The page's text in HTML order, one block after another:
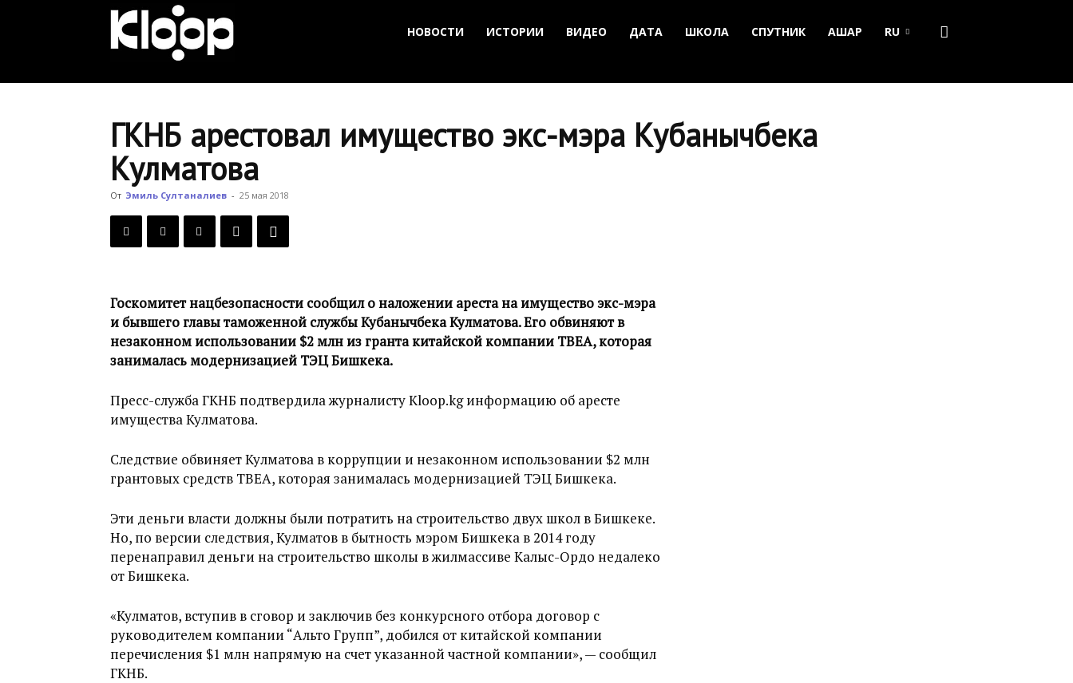
Новости
Кыргызстана
НОВОСТИ ИСТОРИИ ВИДЕО ДАТА ШКОЛА СПУТНИК АШАР RU
ГКНБ арестовал имущество экс-мэра Кубанычбека
Кулматова
От Эмиль Султаналиев - 25 мая 2018
Госкомитет нацбезопасности сообщил о наложении ареста на имущество экс-мэра
и бывшего главы таможенной службы Кубанычбека Кулматова. Его обвиняют в
незаконном использовании $2 млн из гранта китайской компании ТВЕА, которая
занималась модернизацией ТЭЦ Бишкека.
Пресс-служба ГКНБ подтвердила журналисту Kloop.kg информацию об аресте
имущества Кулматова.
Следствие обвиняет Кулматова в коррупции и незаконном использовании $2 млн
грантовых средств TBEA, которая занималась модернизацией ТЭЦ Бишкека.
Эти деньги власти должны были потратить на строительство двух школ в Бишкеке.
Но, по версии следствия, Кулматов в бытность мэром Бишкека в 2014 году
перенаправил деньги на строительство школы в жилмассиве Калыс-Ордо недалеко
от Бишкека.
«Кулматов, вступив в сговор и заключив без конкурсного отбора договор с
руководителем компании “Альто Групп”, добился от китайской компании
перечисления $1 млн напрямую на счет указанной частной компании», — сообщил
ГКНБ.